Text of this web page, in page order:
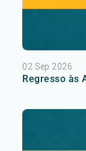
02 Sep 2026
Regresso às